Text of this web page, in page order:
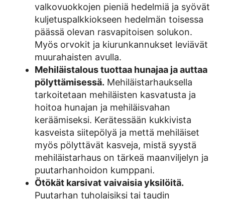
valkovuokkojen pieniä hedelmiä ja syövät
kuljetuspalkkiokseen hedelmän toisessa
päässä olevan rasvapitoisen solukon.
Myös orvokit ja kiurunkannukset leviävät
muurahaisten avulla.
Mehiläistalous tuottaa hunajaa ja auttaa
pölyttämisessä. Mehiläistarhauksella
tarkoitetaan mehiläisten kasvatusta ja
hoitoa hunajan ja mehiläisvahan
keräämiseksi. Kerätessään kukkivista
kasveista siitepölyä ja mettä mehiläiset
myös pölyttävät kasveja, mistä syystä
mehiläistarhaus on tärkeä maanviljelyn ja
puutarhanhoidon kumppani.
Ötökät karsivat vaivaisia yksilöitä.
Puutarhan tuholaisiksi tai taudin